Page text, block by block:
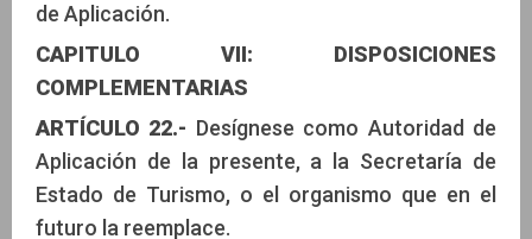
de Aplicación.
CAPITULO VII: DISPOSICIONES
COMPLEMENTARIAS
ARTÍCULO 22.- Desígnese como Autoridad de
Aplicación de la presente, a la Secretaría de
Estado de Turismo, o el organismo que en el
futuro la reemplace.